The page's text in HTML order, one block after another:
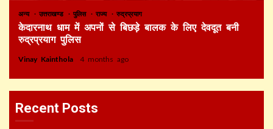
अन्य उत्तराखण्ड पुलिस राज्य रुद्रप्रयाग
केदारनाथ धाम में अपनों से बिछड़े बालक के लिए देवदूत बनी
रुद्रप्रयाग पुलिस
Vinay Kainthola 4 months ago
Recent Posts